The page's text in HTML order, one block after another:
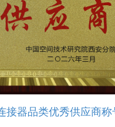
接器品类优秀供应商称